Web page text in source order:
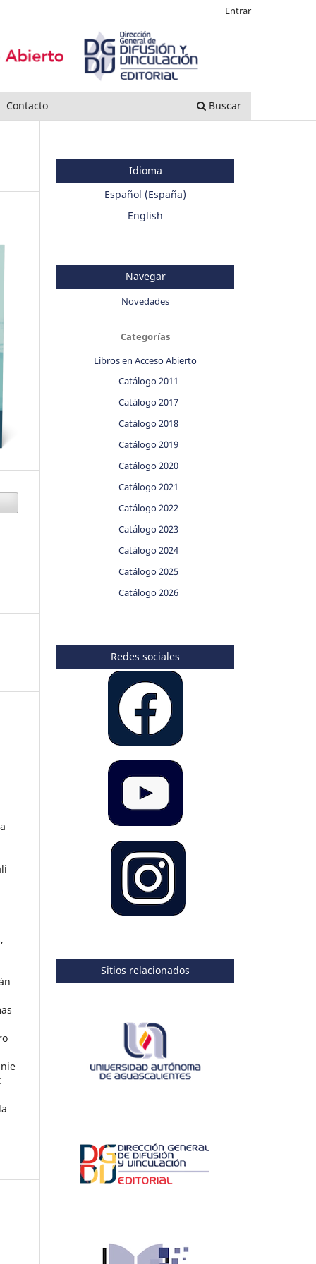
Contacto Buscar
Entrar
Idioma
Español (España)
English
Navegar
Novedades
Categorías
Libros en Acceso Abierto
Catálogo 2011
Catálogo 2017
Catálogo 2018
Catálogo 2019
Catálogo 2020
Catálogo 2021
Catálogo 2022
Catálogo 2023
Catálogo 2024
Catálogo 2025
Catálogo 2026
Redes sociales
Sitios relacionados